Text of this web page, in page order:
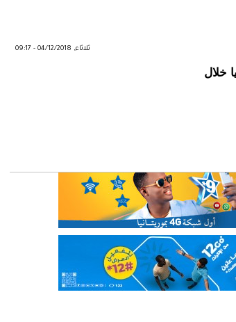
ثلاثاء, 04/12/2018 - 09:17
خلال